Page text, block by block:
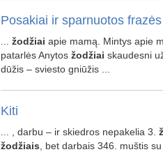
Posakiai ir sparnuotos frazės
žodžiai apie mamą. Mintys apie
patarlės Anytos žodžiai skaudesni
dūžis – sviesto gniūžis ...
Kiti
... , darbu – ir skiedros nepakelia 3.
žodžiais , bet darbais 346. muštis